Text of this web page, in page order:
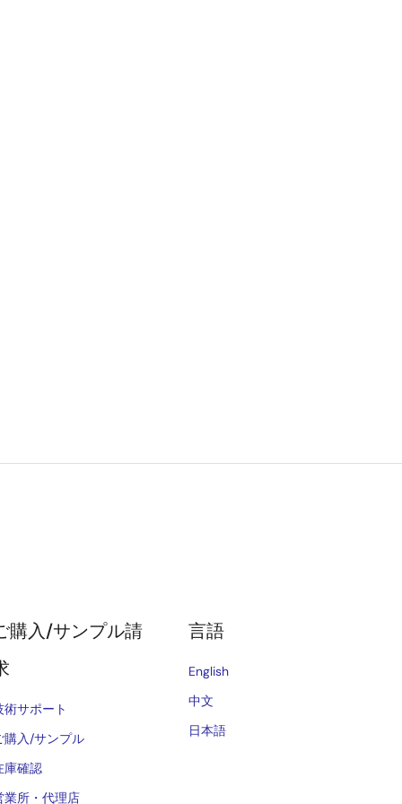
購入/サンプル請
術サポート
購入/サンプル
庫確認
業所・代理店
言語
English
中文
日本語